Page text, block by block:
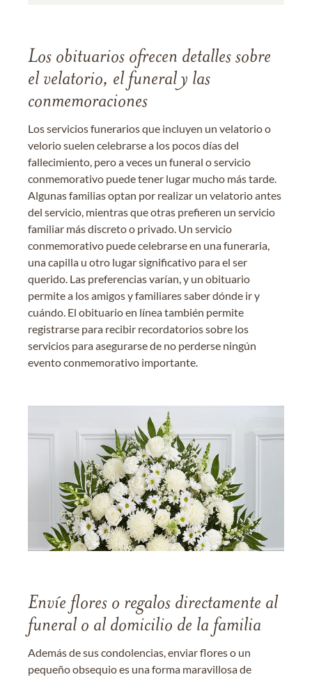
Los obituarios ofrecen detalles sobre
el velatorio, el funeral y las
conmemoraciones
Los servicios funerarios que incluyen un velatorio o
velorio suelen celebrarse a los pocos días del
fallecimiento, pero a veces un funeral o servicio
conmemorativo puede tener lugar mucho más tarde.
Algunas familias optan por realizar un velatorio antes
del servicio, mientras que otras prefieren un servicio
familiar más discreto o privado. Un servicio
conmemorativo puede celebrarse en una funeraria,
una capilla u otro lugar significativo para el ser
querido. Las preferencias varían, y un obituario
permite a los amigos y familiares saber dónde ir y
cuándo. El obituario en línea también permite
registrarse para recibir recordatorios sobre los
servicios para asegurarse de no perderse ningún
evento conmemorativo importante.
Envíe flores o regalos directamente al
funeral o al domicilio de la familia
Además de sus condolencias, enviar flores o un
pequeño obsequio es una forma maravillosa de